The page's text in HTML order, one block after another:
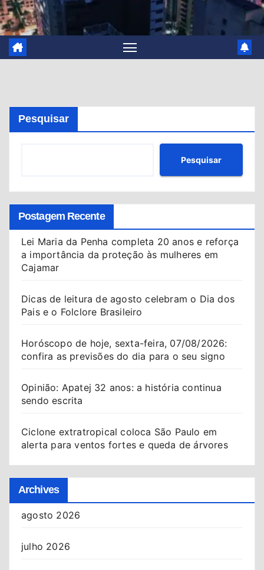
Pesquisar
Pesquisar
Postagem Recente
Lei Maria da Penha completa 20 anos e reforça
a importância da proteção às mulheres em
Cajamar
Dicas de leitura de agosto celebram o Dia dos
Pais e o Folclore Brasileiro
Horóscopo de hoje, sexta-feira, 07/08/2026:
confira as previsões do dia para o seu signo
Opinião: Apatej 32 anos: a história continua
sendo escrita
Ciclone extratropical coloca São Paulo em
alerta para ventos fortes e queda de árvores
Archives
agosto 2026
julho 2026